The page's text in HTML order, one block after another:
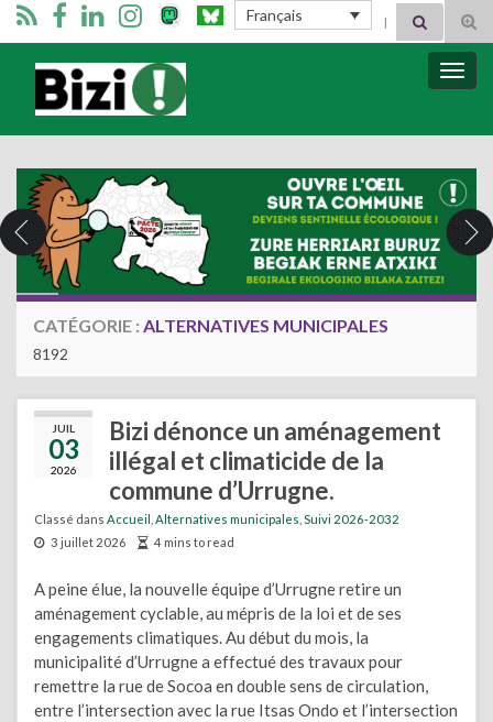
Français Search for:
Bizimugi
CATÉGORIE : ALTERNATIVES MUNICIPALES
8192
JUIL
03
2026
Bizi dénonce un aménagement
illégal et climaticide de la
commune d’Urrugne.
Classé dans Accueil Alternatives municipales Suivi 2026-2032
3 juillet 2026
4 mins to read
A peine élue, la nouvelle équipe d’Urrugne retire un
aménagement cyclable, au mépris de la loi et de ses
engagements climatiques. Au début du mois, la
municipalité d’Urrugne a effectué des travaux pour
remettre la rue de Socoa en double sens de circulation,
entre l’intersection avec la rue Itsas Ondo et l’intersection